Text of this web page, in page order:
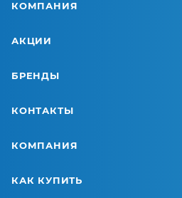
КОМПАНИЯ
АКЦИИ
БРЕНДЫ
КОНТАКТЫ
КОМПАНИЯ
КАК КУПИТЬ